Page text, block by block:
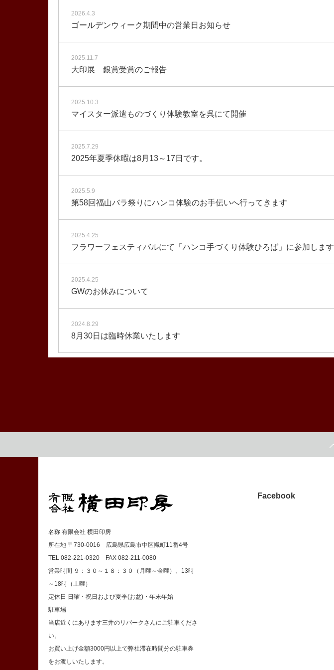
2026.4.3
ゴールデンウィーク期間中の営業日お知らせ
2025.11.7
大印展 銀賞受賞のご報告
2025.10.3
マイスター派遣ものづくり体験教室を呉にて開催
2025.7.29
2025年夏季休暇は8月13～17日です。
2025.5.9
第58回福山バラ祭りにハンコ体験のお手伝いへ行ってきます
2025.4.25
フラワーフェスティバルにて「ハンコ手づくり体験ひろば」に参加します
2025.4.25
GWのお休みについて
2024.8.29
8月30日は臨時休業いたします
Facebook
名称 有限会社 横田印房
所在地 〒730-0016 広島県広島市中区幟町11番4号
TEL 082-221-0320 FAX 082-211-0080
営業時間 ９：３０～１８：３０（月曜～金曜）、13時
～18時（土曜）
定休日 日曜・祝日および夏季(お盆)・年末年始
駐車場
当店近くにあります三井のリパークさんにご駐車くださ
い。
お買い上げ金額3000円以上で弊社滞在時間分の駐車券
をお渡しいたします。